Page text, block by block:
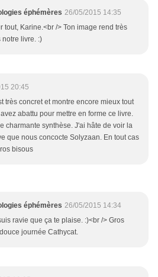
éphémères 26/05/2015 14:35
tout, Karine.<br /> Ton image rend très
notre livre. :)
20:45
très concret et montre encore mieux tout
abattu pour mettre en forme ce livre.
charmante synthèse. J'ai hâte de voir la
que nous concocte Solyzaan. En tout cas
bisous
éphémères 26/05/2015 14:34
ravie que ça te plaise. :)<br /> Gros
journée Cathycat.